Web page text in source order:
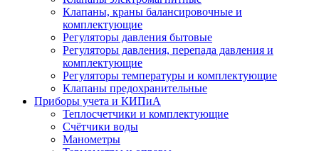
Клапаны, краны балансировочные и
комплектующие
Регуляторы давления бытовые
Регуляторы давления, перепада давления и
комплектующие
Регуляторы температуры и комплектующие
Клапаны предохранительные
Приборы учета и КИПиА
Теплосчетчики и комплектующие
Счётчики воды
Манометры